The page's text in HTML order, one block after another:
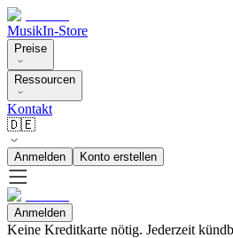
MusikIn-Store
Preise
Ressourcen
Kontakt
🇩🇪
Anmelden Konto erstellen
Anmelden
Keine Kreditkarte nötig. Jederzeit